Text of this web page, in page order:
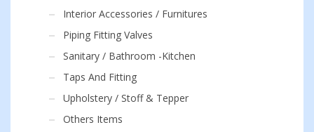
Interior Accessories / Furnitures
Piping Fitting Valves
Sanitary / Bathroom -Kitchen
Taps And Fitting
Upholstery / Stoff & Tepper
Others Items